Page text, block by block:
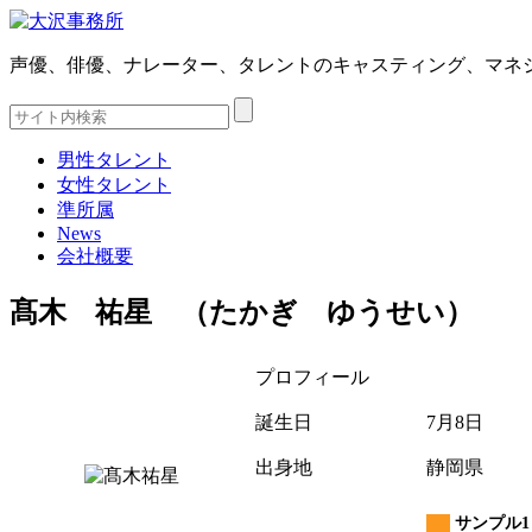
声優、俳優、ナレーター、タレントのキャスティング、マネ
男性タレント
女性タレント
準所属
News
会社概要
髙木 祐星 （たかぎ ゆうせい）
プロフィール
誕生日 7月8日
出身地 静岡県
サンプル1